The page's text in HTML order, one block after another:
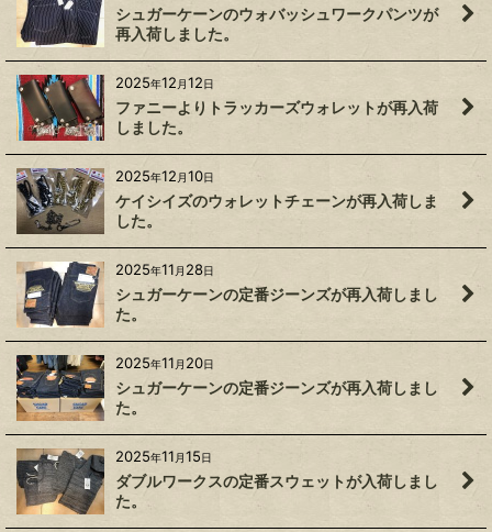
シュガーケーンのウォバッシュワークパンツが
再入荷しました。
2025年12 月12日
ファニーよりトラッカーズウォレットが再入荷
しました。
2025年12 月10日
ケイシイズのウォレットチェーンが再入荷しま
した。
2025年11 月 28日
シュガーケーンの定番ジーンズが再入荷しまし
た。
2025年11 月 20日
シュガーケーンの定番ジーンズが再入荷しまし
た。
2025年11 月15日
ダブルワークスの定番スウェットが入荷しまし
た。